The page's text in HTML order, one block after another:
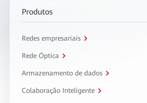
Produtos
Redes empresariais
Rede Óptica
Armazenamento de dados
Colaboração Inteligente